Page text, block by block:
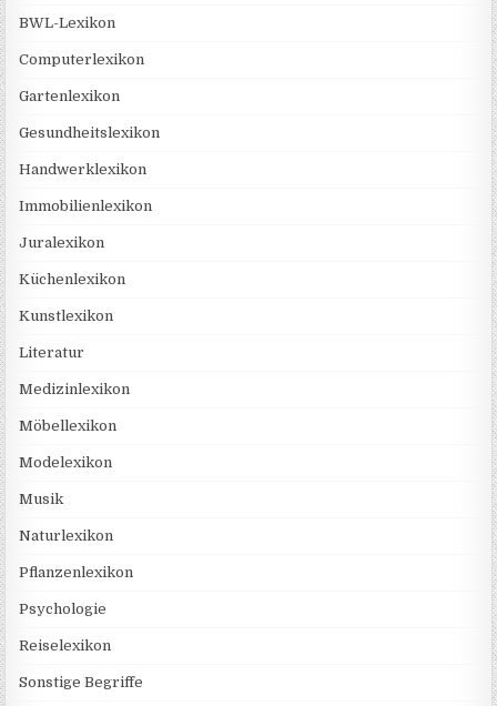
BWL-Lexikon
Computerlexikon
Gartenlexikon
Gesundheitslexikon
Handwerklexikon
Immobilienlexikon
Juralexikon
Küchenlexikon
Kunstlexikon
Literatur
Medizinlexikon
Möbellexikon
Modelexikon
Musik
Naturlexikon
Pflanzenlexikon
Psychologie
Reiselexikon
Sonstige Begriffe